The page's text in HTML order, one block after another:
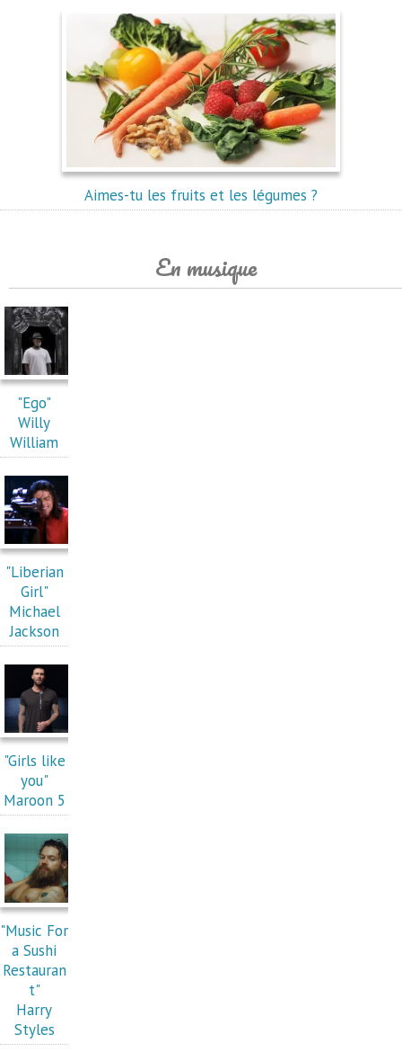
Aimes-tu les fruits et les légumes ?
En musique
"Ego"
Willy
William
"Liberian
Girl"
Michael
Jackson
"Girls like
you"
Maroon 5
"Music For
a Sushi
Restauran
t"
Harry
Styles